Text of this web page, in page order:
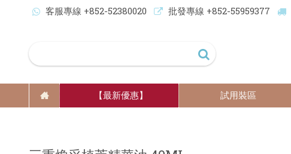
客服專線 +852-52380020 批發專線 +852-55959377
【最新優惠】 試用裝區